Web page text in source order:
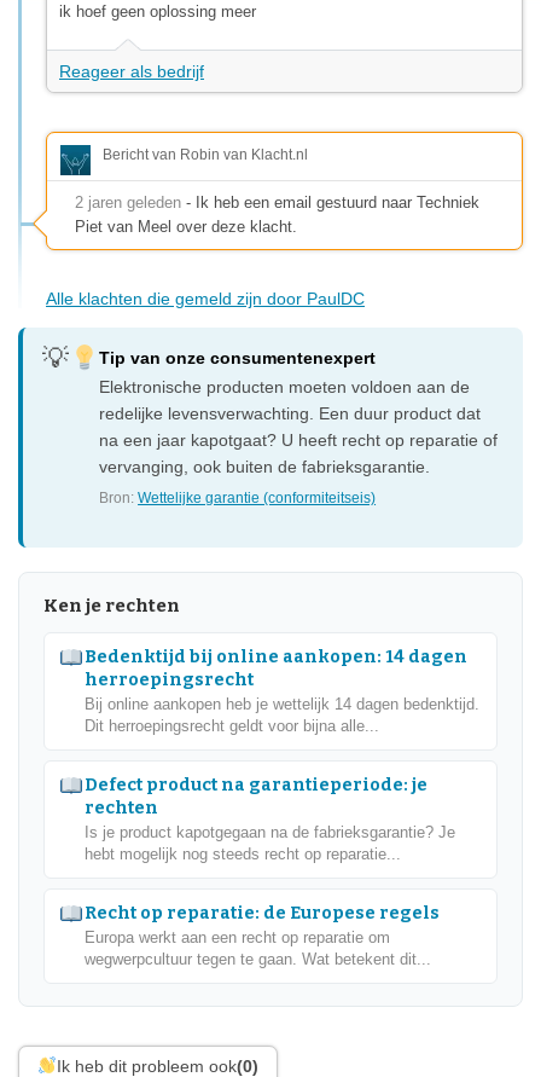
ik hoef geen oplossing meer
Reageer als bedrijf
Bericht van Robin van Klacht.nl
2 jaren geleden - Ik heb een email gestuurd naar Techniek
Piet van Meel over deze klacht.
Alle klachten die gemeld zijn door PaulDC
Tip van onze consumentenexpert
Elektronische producten moeten voldoen aan de
redelijke levensverwachting. Een duur product dat
na een jaar kapotgaat? U heeft recht op reparatie of
vervanging, ook buiten de fabrieksgarantie.
Bron:Wettelijke garantie (conformiteitseis)
Ken je rechten
Bedenktijd bij online aankopen: 14 dagen
herroepingsrecht
Bij online aankopen heb je wettelijk 14 dagen bedenktijd.
Dit herroepingsrecht geldt voor bijna alle...
Defect product na garantieperiode: je
rechten
Is je product kapotgegaan na de fabrieksgarantie? Je
hebt mogelijk nog steeds recht op reparatie...
Recht op reparatie: de Europese regels
Europa werkt aan een recht op reparatie om
wegwerpcultuur tegen te gaan. Wat betekent dit...
Ik heb dit probleem ook(0)